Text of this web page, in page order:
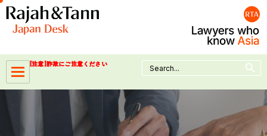
Skip
to
content
[注意]詐欺にご注意ください
Search
for:
Search Button